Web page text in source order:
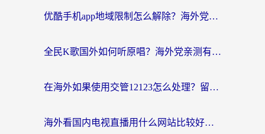
优酷手机app地域限制怎么解除？海外党亲测有效的追剧方案
全民K歌国外如何听原唱？海外党亲测有效的回国加速器选择指南
在海外如果使用交管12123怎么处理？留学生亲测有效的回国加速方案
海外看国内电视直播用什么网站比较好？一篇解决你所有追剧难题的实用指南